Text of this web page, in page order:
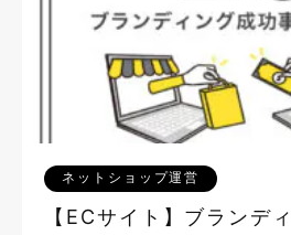
ネットショップ運営
【ECサイト】ブランデ